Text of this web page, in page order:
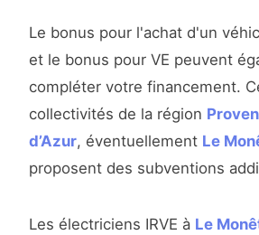
Le bonus pour l'achat d'un
et le bonus pour VE peuvent
compléter votre financement.
collectivités de la région
d’Azur, éventuellement Le
proposent des subventions
Les électriciens IRVE à Le